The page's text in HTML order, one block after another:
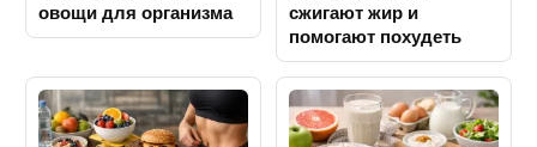
овощи для организма
сжигают жир и
помогают похудеть